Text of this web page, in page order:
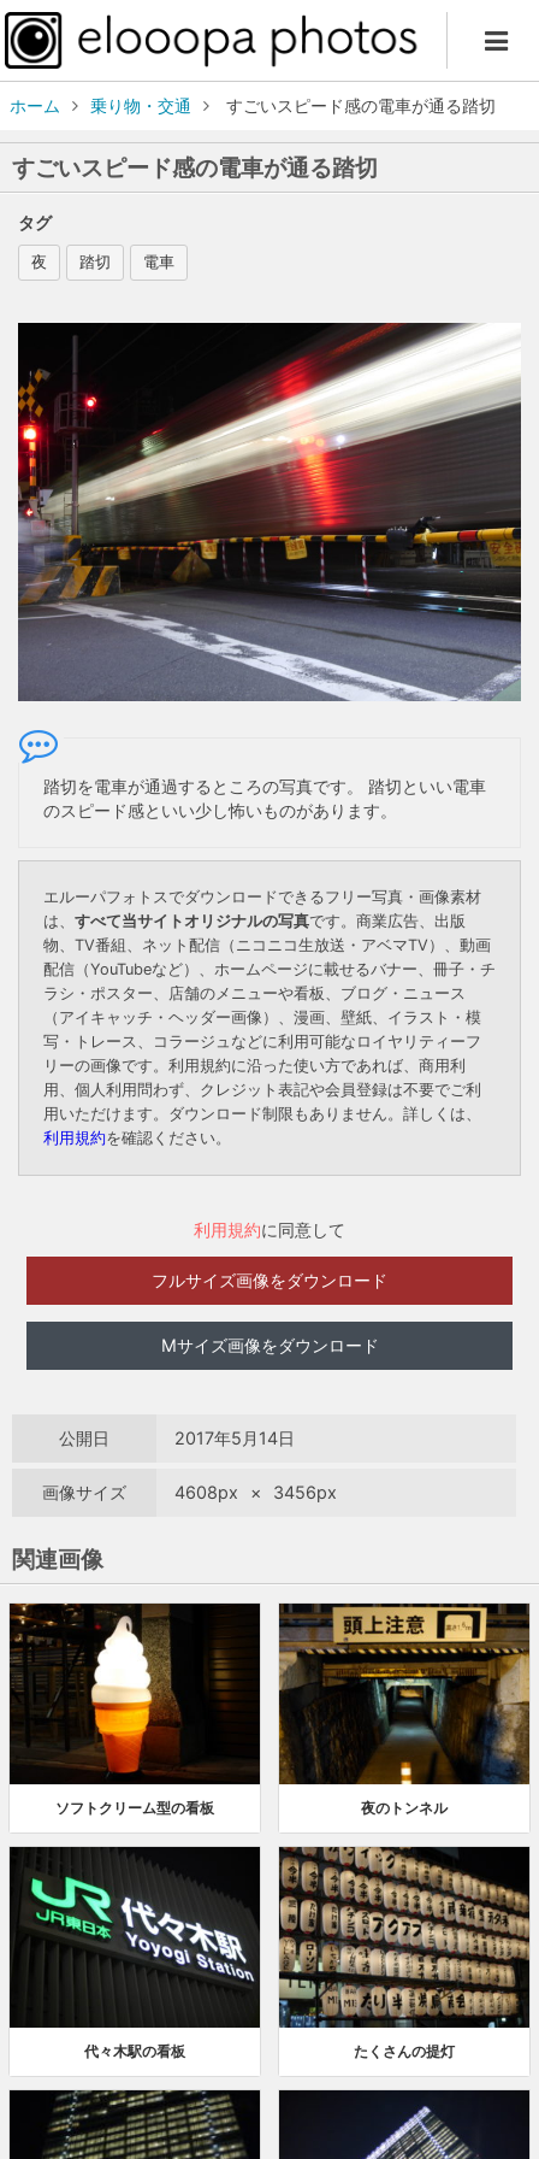
ホーム 乗り物・交通 すごいスピード感の電車が通る踏切
すごいスピード感の電車が通る踏切
タグ
夜 踏切 電車
踏切を電車が通過するところの写真です。 踏切といい電車
のスピード感といい少し怖いものがあります。
エルーパフォトスでダウンロードできるフリー写真・画像素材
は、 すべて当サイトオリジナルの写真です。商業広告、出版
物、TV番組、ネット配信（ニコニコ生放送・アベマTV）、動画
配信（YouTubeなど）、ホームページに載せるバナー、冊子・チ
ラシ・ポスター、店舗のメニューや看板、ブログ・ニュース
（アイキャッチ・ヘッダー画像）、漫画、壁紙、イラスト・模
写・トレース、コラージュなどに利用可能なロイヤリティーフ
リーの画像です。利用規約に沿った使い方であれば、商用利
用、個人利用問わず、クレジット表記や会員登録は不要でご利
用いただけます。ダウンロード制限もありません。詳しくは、
利用規約を確認ください。
利用規約に同意して
フルサイズ画像をダウンロード
Mサイズ画像をダウンロード
公開日 2017年5月14日
画像サイズ 4608px × 3456px
関連画像
ソフトクリーム型の看板 夜のトンネル
代々木駅の看板 たくさんの提灯